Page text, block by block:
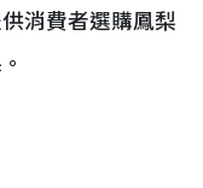
消費者選購鳳梨